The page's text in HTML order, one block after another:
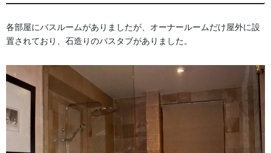
各部屋にバスルームがありましたが、オーナールームだけ屋外に設
置されており、石造りのバスタブがありました。